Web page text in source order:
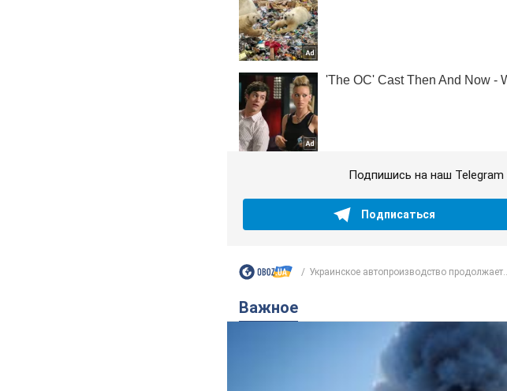
Подпишись на наш
Подписаться
Украинское автопроизводство продолжает...
Важное